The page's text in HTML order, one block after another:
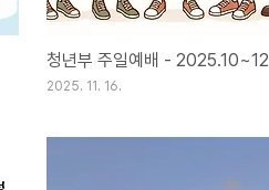
청년부 주일예배 - 2025.10~12
2025. 11. 16.